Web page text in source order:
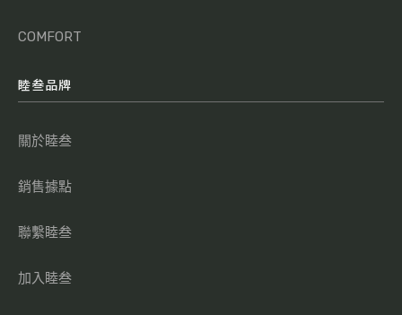
COMFORT
睦叁品牌
關於睦叁
銷售據點
聯繫睦叁
加入睦叁